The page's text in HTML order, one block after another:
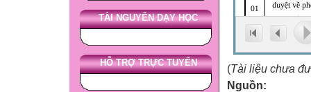
TÀI NGUYÊN DẠY HỌC
HỖ TRỢ TRỰC TUYẾN (Tài liệu chưa
Nguồn: